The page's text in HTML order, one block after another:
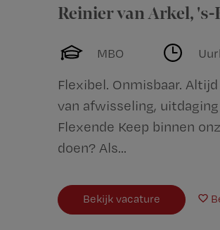
Reinier van Arkel, 's-
MBO
Flexibel. Onmisbaar.
van afwisseling,
Flexende Keep binnen
doen? Als...
Bekijk vacature